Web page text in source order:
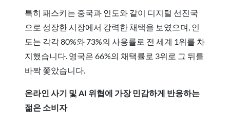
특히 패스키는 중국과 인도와 같이 디지털 선진국
으로 성장한 시장에서 강력한 채택을 보였으며, 인
도는 각각 80%와 73%의 사용률로 전 세계 1위를 차
지했습니다. 영국은 66%의 채택률로 3위로 그 뒤를
바짝 쫓았습니다.
온라인 사기 및 AI 위협에 가장 민감하게 반응하는
젊은 소비자